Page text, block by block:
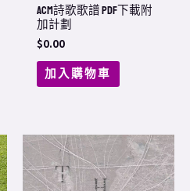
ACM詩歌歌譜 PDF下載附
加計劃
$0.00
加入購物車